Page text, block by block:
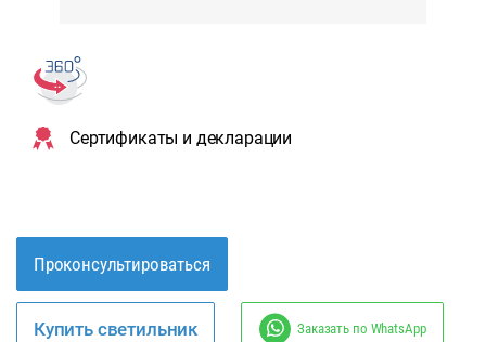
Сертификаты и декларации
Проконсультироваться
Купить светильник Заказать по WhatsApp